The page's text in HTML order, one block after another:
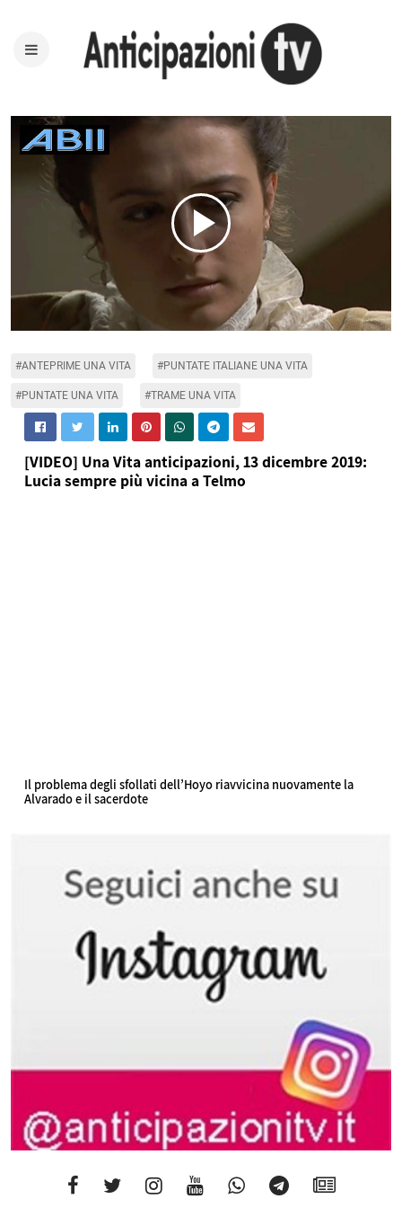
Play
Video
#ANTEPRIME UNA VITA
#PUNTATE ITALIANE UNA VITA
#PUNTATE UNA VITA
#TRAME UNA VITA
[VIDEO] Una Vita anticipazioni, 13 dicembre 2019:
Lucia sempre più vicina a Telmo
Il problema degli sfollati dell’Hoyo riavvicina nuovamente la
Alvarado e il sacerdote